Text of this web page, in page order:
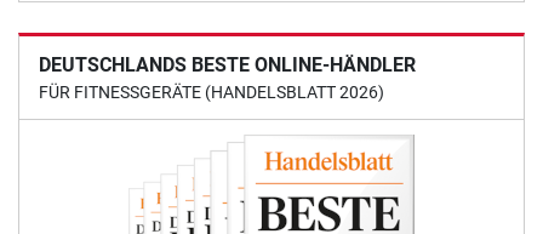
DEUTSCHLANDS BESTE ONLINE-HÄNDLER
FÜR FITNESSGERÄTE (HANDELSBLATT 2026)